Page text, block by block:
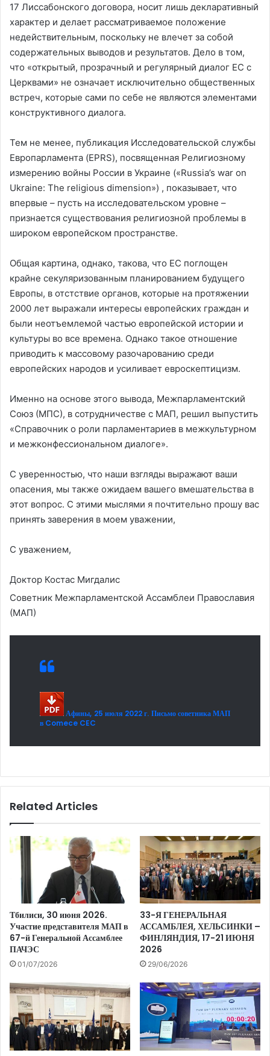
17 Лиссабонского договора, носит лишь декларативный
характер и делает рассматриваемое положение
недействительным, поскольку не влечет за собой
содержательных выводов и результатов. Дело в том,
что «открытый, прозрачный и регулярный диалог ЕС с
Церквами» не означает исключительно общественных
встреч, которые сами по себе не являются элементами
конструктивного диалога.
Тем не менее, публикация Исследовательской службы
Европарламента (EPRS), посвященная Религиозному
измерению войны России в Украине («Russia’s war on
Ukraine: The religious dimension») , показывает, что
впервые – пусть на исследовательском уровне –
признается существования религиозной проблемы в
широком европейском пространстве.
Общая картина, однако, такова, что ЕС поглощен
крайне секуляризованным планированием будущего
Европы, в отстствие органов, которые на протяжении
2000 лет выражали интересы европейских граждан и
были неотъемлемой частью европейской истории и
культуры во все времена. Однако такое отношение
приводить к массовому разочарованию среди
европейских народов и усиливает евроскептицизм.
Именно на основе этого вывода, Межпарламентский
Союз (МПС), в сотрудничестве с МАП, решил выпустить
«Справочник о роли парламентариев в межкультурном
и межконфессиональном диалоге».
С уверенностью, что наши взгляды выражают ваши
опасения, мы также ожидаем вашего вмешательства в
этот вопрос. С этими мыслями я почтительно прошу вас
принять заверения в моем уважении,
С уважением,
Доктор Костас Мигдалис
Советник Межпарламентской Ассамблеи Православия
(МАП)
Афины, 25 июля 2022 г. Письмо советника МАП
в Comece CEC
Related Articles
Тбилиси, 30 июня 2026.
Участие представителя МАП в
67-й Генеральной Ассамблее
ПАЧЭС
01/07/2026
33-Я ГЕНЕРАЛЬНАЯ
АССАМБЛЕЯ, ХЕЛЬСИНКИ –
ФИНЛЯНДИЯ, 17-21 ИЮНЯ
2026
29/06/2026